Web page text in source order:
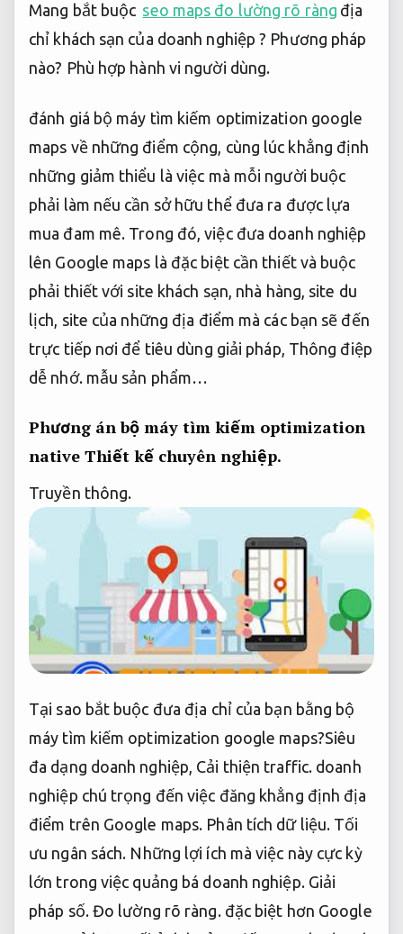
Mang bắt buộc seo maps đo lường rõ ràng địa
chỉ khách sạn của doanh nghiệp ? Phương pháp
nào? Phù hợp hành vi người dùng.
đánh giá bộ máy tìm kiếm optimization google
maps về những điểm cộng, cùng lúc khẳng định
những giảm thiểu là việc mà mỗi người buộc
phải làm nếu cần sở hữu thể đưa ra được lựa
mua đam mê. Trong đó, việc đưa doanh nghiệp
lên Google maps là đặc biệt cần thiết và buộc
phải thiết với site khách sạn, nhà hàng, site du
lịch, site của những địa điểm mà các bạn sẽ đến
trực tiếp nơi để tiêu dùng giải pháp, Thông điệp
dễ nhớ. mẫu sản phẩm…
Phương án bộ máy tìm kiếm optimization
native Thiết kế chuyên nghiệp.
Truyền thông.
Tại sao bắt buộc đưa địa chỉ của bạn bằng bộ
máy tìm kiếm optimization google maps?Siêu
đa dạng doanh nghiệp, Cải thiện traffic. doanh
nghiệp chú trọng đến việc đăng khẳng định địa
điểm trên Google maps. Phân tích dữ liệu. Tối
ưu ngân sách. Những lợi ích mà việc này cực kỳ
lớn trong việc quảng bá doanh nghiệp. Giải
pháp số. Đo lường rõ ràng.đặc biệt hơn Google